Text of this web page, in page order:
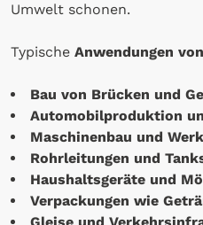
Umwelt schonen.
Typische Anwendungen
Bau von Brücken und
Automobilproduktion
Maschinenbau und
Rohrleitungen und
Haushaltsgeräte und
Verpackungen wie